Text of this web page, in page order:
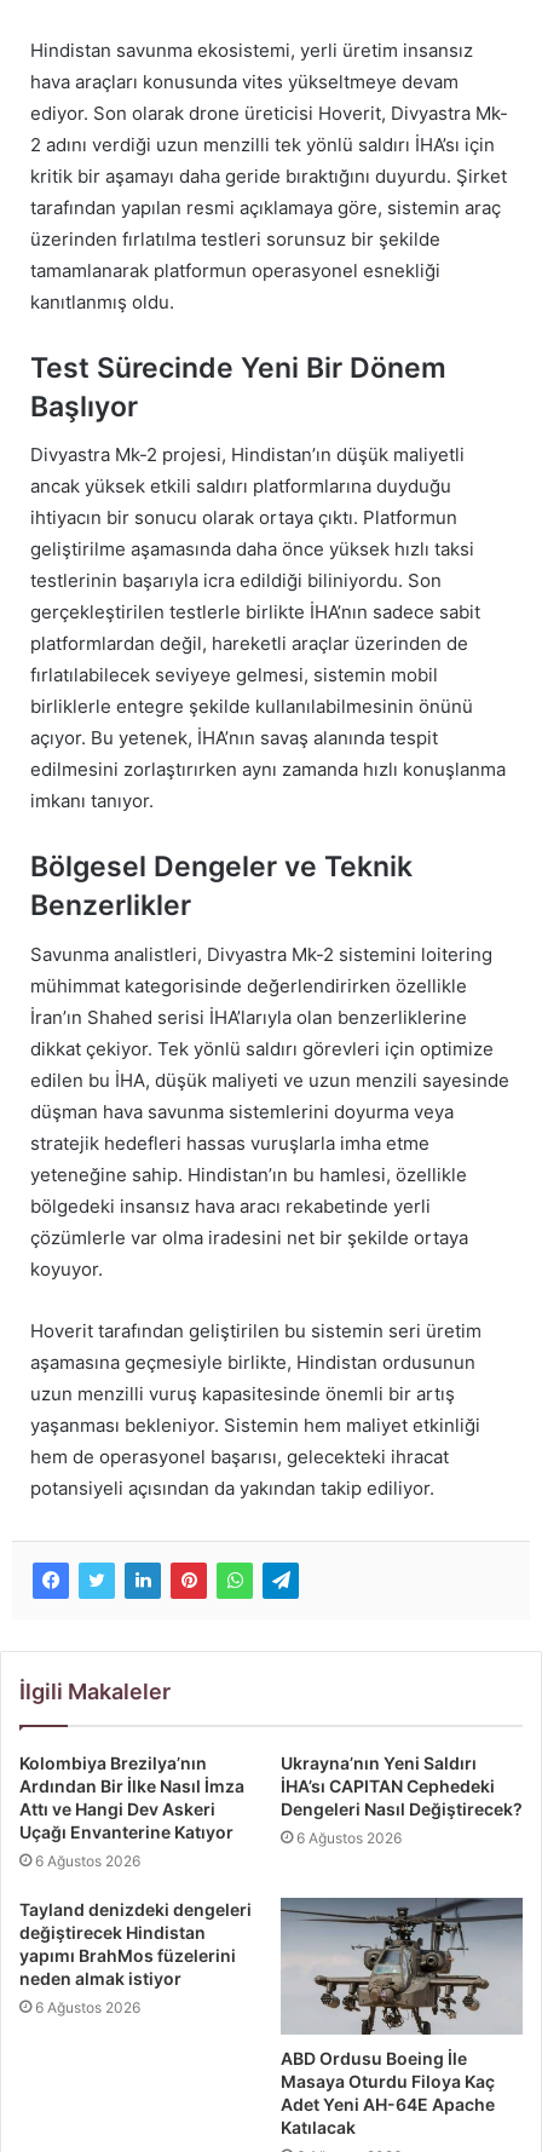
Hindistan savunma ekosistemi, yerli üretim insansız
hava araçları konusunda vites yükseltmeye devam
ediyor. Son olarak drone üreticisi Hoverit, Divyastra Mk-
2 adını verdiği uzun menzilli tek yönlü saldırı İHA’sı için
kritik bir aşamayı daha geride bıraktığını duyurdu. Şirket
tarafından yapılan resmi açıklamaya göre, sistemin araç
üzerinden fırlatılma testleri sorunsuz bir şekilde
tamamlanarak platformun operasyonel esnekliği
kanıtlanmış oldu.
Test Sürecinde Yeni Bir Dönem
Başlıyor
Divyastra Mk-2 projesi, Hindistan’ın düşük maliyetli
ancak yüksek etkili saldırı platformlarına duyduğu
ihtiyacın bir sonucu olarak ortaya çıktı. Platformun
geliştirilme aşamasında daha önce yüksek hızlı taksi
testlerinin başarıyla icra edildiği biliniyordu. Son
gerçekleştirilen testlerle birlikte İHA’nın sadece sabit
platformlardan değil, hareketli araçlar üzerinden de
fırlatılabilecek seviyeye gelmesi, sistemin mobil
birliklerle entegre şekilde kullanılabilmesinin önünü
açıyor. Bu yetenek, İHA’nın savaş alanında tespit
edilmesini zorlaştırırken aynı zamanda hızlı konuşlanma
imkanı tanıyor.
Bölgesel Dengeler ve Teknik
Benzerlikler
Savunma analistleri, Divyastra Mk-2 sistemini loitering
mühimmat kategorisinde değerlendirirken özellikle
İran’ın Shahed serisi İHA’larıyla olan benzerliklerine
dikkat çekiyor. Tek yönlü saldırı görevleri için optimize
edilen bu İHA, düşük maliyeti ve uzun menzili sayesinde
düşman hava savunma sistemlerini doyurma veya
stratejik hedefleri hassas vuruşlarla imha etme
yeteneğine sahip. Hindistan’ın bu hamlesi, özellikle
bölgedeki insansız hava aracı rekabetinde yerli
çözümlerle var olma iradesini net bir şekilde ortaya
koyuyor.
Hoverit tarafından geliştirilen bu sistemin seri üretim
aşamasına geçmesiyle birlikte, Hindistan ordusunun
uzun menzilli vuruş kapasitesinde önemli bir artış
yaşanması bekleniyor. Sistemin hem maliyet etkinliği
hem de operasyonel başarısı, gelecekteki ihracat
potansiyeli açısından da yakından takip ediliyor.
İlgili Makaleler
Kolombiya Brezilya’nın
Ardından Bir İlke Nasıl İmza
Attı ve Hangi Dev Askeri
Uçağı Envanterine Katıyor
6 Ağustos 2026
Ukrayna’nın Yeni Saldırı
İHA’sı CAPITAN Cephedeki
Dengeleri Nasıl Değiştirecek?
6 Ağustos 2026
Tayland denizdeki dengeleri
değiştirecek Hindistan
yapımı BrahMos füzelerini
neden almak istiyor
6 Ağustos 2026
ABD Ordusu Boeing İle
Masaya Oturdu Filoya Kaç
Adet Yeni AH-64E Apache
Katılacak